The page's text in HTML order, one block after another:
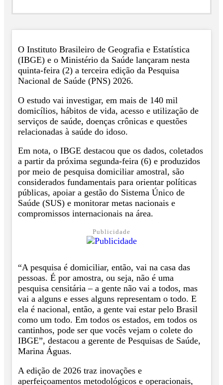
O Instituto Brasileiro de Geografia e Estatística
(IBGE) e o Ministério da Saúde lançaram nesta
quinta-feira (2) a terceira edição da Pesquisa
Nacional de Saúde (PNS) 2026.
O estudo vai investigar, em mais de 140 mil
domicílios, hábitos de vida, acesso e utilização de
serviços de saúde, doenças crônicas e questões
relacionadas à saúde do idoso.
Em nota, o IBGE destacou que os dados, coletados
a partir da próxima segunda-feira (6) e produzidos
por meio de pesquisa domiciliar amostral, são
considerados fundamentais para orientar políticas
públicas, apoiar a gestão do Sistema Único de
Saúde (SUS) e monitorar metas nacionais e
compromissos internacionais na área.
Publicidade
“A pesquisa é domiciliar, então, vai na casa das
pessoas. É por amostra, ou seja, não é uma
pesquisa censitária – a gente não vai a todos, mas
vai a alguns e esses alguns representam o todo. E
ela é nacional, então, a gente vai estar pelo Brasil
como um todo. Em todos os estados, em todos os
cantinhos, pode ser que vocês vejam o colete do
IBGE”, destacou a gerente de Pesquisas de Saúde,
Marina Águas.
A edição de 2026 traz inovações e
aperfeiçoamentos metodológicos e operacionais,